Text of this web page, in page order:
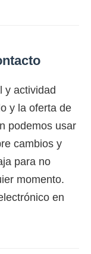
y actividad
y la oferta de
podemos usar
cambios y
para no
momento.
en